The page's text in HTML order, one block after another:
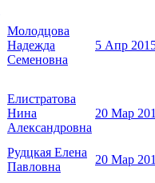
Молодцова
Надежда
Семеновна
5 Апр
Елистратова
Нина
Александровна
20 Мар
Рудцкая Елена
Павловна
20 Мар